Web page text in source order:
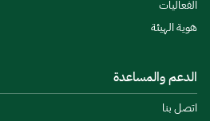
الفعاليات
هوية الهيئة
الدعم والمساعدة
اتصل بنا